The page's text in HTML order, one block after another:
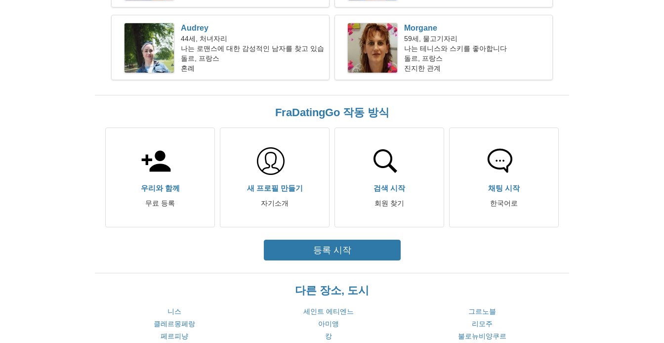
Audrey
44세, 처녀자리
나는 로맨스에 대한 감성적인 남자를 찾고 있습
니다
돌르, 프랑스
혼례
Morgane
59세, 물고기자리
나는 테니스와 스키를 좋아합니다
돌르, 프랑스
진지한 관계
FraDatingGo 작동 방식
우리와 함께
무료 등록
새 프로필 만들기
자기소개
검색 시작
회원 찾기
채팅 시작
한국어로
등록 시작
다른 장소, 도시
니스 세인트 에티엔느
그르노블
클레르몽페랑
아미앵
리모주
페르피냥
캉 불로뉴비양쿠르